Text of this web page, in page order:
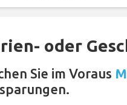
oder
Sie im Voraus